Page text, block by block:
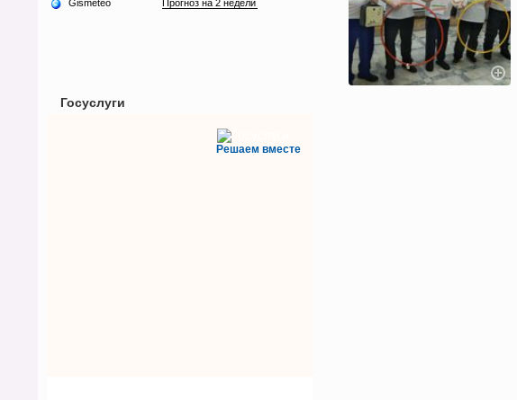
Госуслуги
Решаем вместе